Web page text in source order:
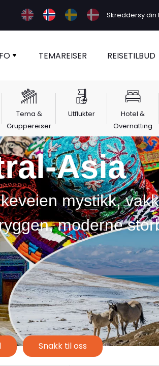
Skreddersy din
TEMAREISER REISETILBUD
Tema &
Gruppereiser
Utflukter
Hotel &
Overnatting
Asia
mystikk,
moderne
Snakk til oss